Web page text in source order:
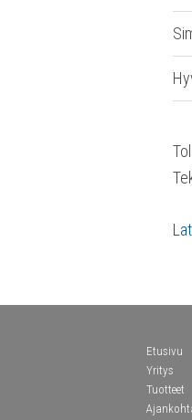
Etusivu
Yritys
Tuotteet